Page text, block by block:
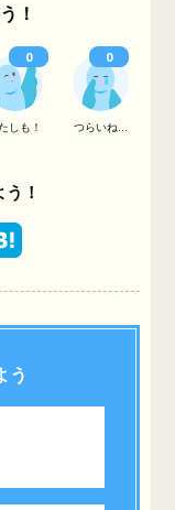
！
しも！ つらいね...
0 0
！
う